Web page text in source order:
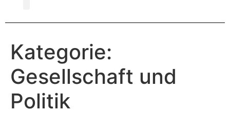
Kategorie:
Gesellschaft und
Politik